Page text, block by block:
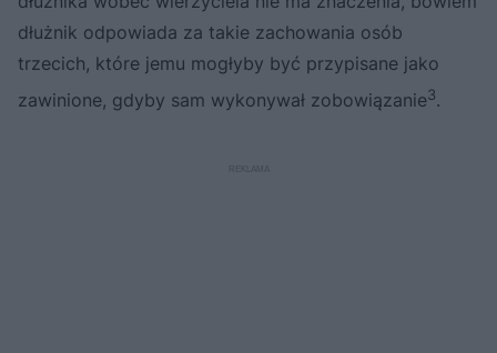
dłużnik odpowiada za takie zachowania osób
trzecich, które jemu mogłyby być przypisane jako
zawinione, gdyby sam wykonywał zobowiązanie3.